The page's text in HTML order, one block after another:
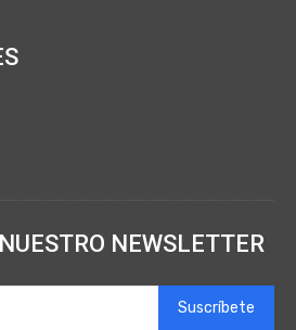
NEWSLETTER
Suscríbete